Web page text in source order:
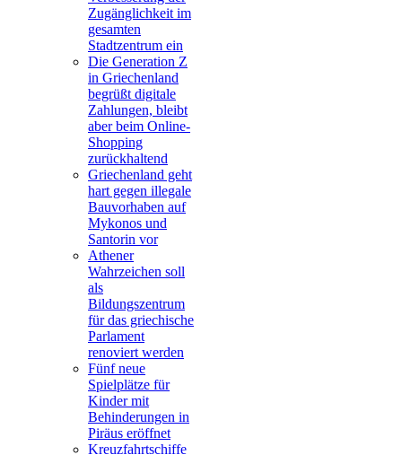
Zugänglichkeit im
gesamten
Stadtzentrum ein
Die Generation Z
in Griechenland
begrüßt digitale
Zahlungen, bleibt
aber beim Online-
Shopping
zurückhaltend
Griechenland geht
hart gegen illegale
Bauvorhaben auf
Mykonos und
Santorin vor
Athener
Wahrzeichen soll
als
Bildungszentrum
für das griechische
Parlament
renoviert werden
Fünf neue
Spielplätze für
Kinder mit
Behinderungen in
Piräus eröffnet
Kreuzfahrtschiffe